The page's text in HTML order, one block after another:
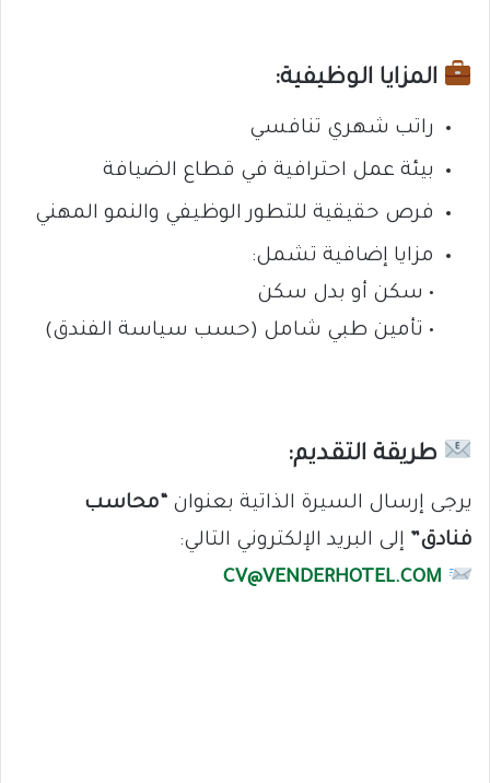
المزايا الوظيفية:
راتب شهري تنافسي
بيئة عمل احترافية في قطاع الضيافة
فرص حقيقية للتطور الوظيفي والنمو المهني
مزايا إضافية تشمل:
• سكن أو بدل سكن
• تأمين طبي شامل (حسب سياسة الفندق)
طريقة التقديم:
يرجى إرسال السيرة الذاتية بعنوان “محاسب
فنادق” إلى البريد الإلكتروني التالي:
CV@VENDERHOTEL.COM